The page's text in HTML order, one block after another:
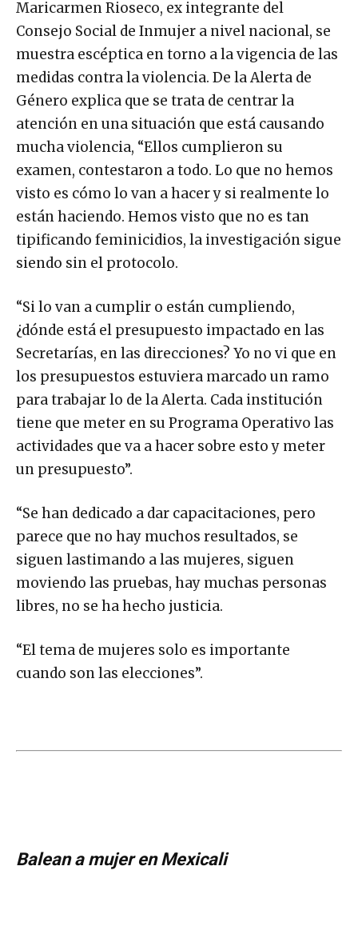
Maricarmen Rioseco, ex integrante del
Consejo Social de Inmujer a nivel nacional, se
muestra escéptica en torno a la vigencia de las
medidas contra la violencia. De la Alerta de
Género explica que se trata de centrar la
atención en una situación que está causando
mucha violencia, “Ellos cumplieron su
examen, contestaron a todo. Lo que no hemos
visto es cómo lo van a hacer y si realmente lo
están haciendo. Hemos visto que no es tan
tipificando feminicidios, la investigación sigue
siendo sin el protocolo.
“Si lo van a cumplir o están cumpliendo,
¿dónde está el presupuesto impactado en las
Secretarías, en las direcciones? Yo no vi que en
los presupuestos estuviera marcado un ramo
para trabajar lo de la Alerta. Cada institución
tiene que meter en su Programa Operativo las
actividades que va a hacer sobre esto y meter
un presupuesto”.
“Se han dedicado a dar capacitaciones, pero
parece que no hay muchos resultados, se
siguen lastimando a las mujeres, siguen
moviendo las pruebas, hay muchas personas
libres, no se ha hecho justicia.
“El tema de mujeres solo es importante
cuando son las elecciones”.
Balean a mujer en Mexicali